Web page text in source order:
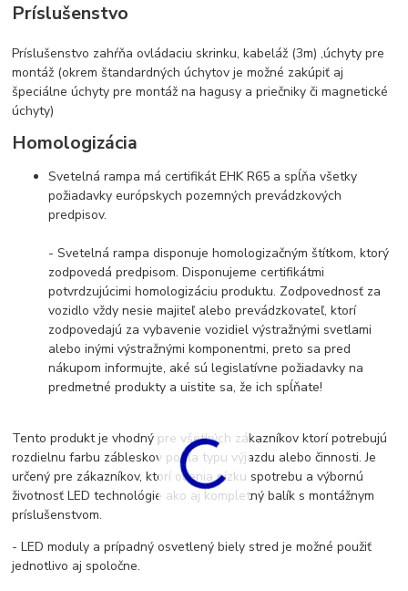
Príslušenstvo
Príslušenstvo zahŕňa ovládaciu skrinku, kabeláž (3m) ,úchyty pre
montáž (okrem štandardných úchytov je možné zakúpiť aj
špeciálne úchyty pre montáž na hagusy a priečniky či magnetické
úchyty)
Homologizácia
Svetelná rampa má certifikát EHK R65 a spĺňa všetky
požiadavky európskych pozemných prevádzkových
predpisov.
- Svetelná rampa disponuje homologizačným štítkom, ktorý
zodpovedá predpisom. Disponujeme certifikátmi
potvrdzujúcimi homologizáciu produktu. Zodpovednosť za
vozidlo vždy nesie majiteľ alebo prevádzkovateľ, ktorí
zodpovedajú za vybavenie vozidiel výstražnými svetlami
alebo inými výstražnými komponentmi, preto sa pred
nákupom informujte, aké sú legislatívne požiadavky na
predmetné produkty a uistite sa, že ich spĺňate!
Tento produkt je vhodný pre všetkých zákazníkov ktorí potrebujú
rozdielnu farbu zábleskov podľa typu výjazdu alebo činnosti. Je
určený pre zákazníkov, ktorí ocenia nízku spotrebu a výbornú
životnosť LED technológie ako aj kompletný balík s montážnym
príslušenstvom.
- LED moduly a prípadný osvetlený biely stred je možné použiť
jednotlivo aj spoločne.